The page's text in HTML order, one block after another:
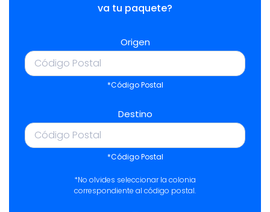
va tu paquete?
Origen
*Código Postal
Destino
*Código Postal
*No olvides seleccionar la colonia
correspondiente al código postal.